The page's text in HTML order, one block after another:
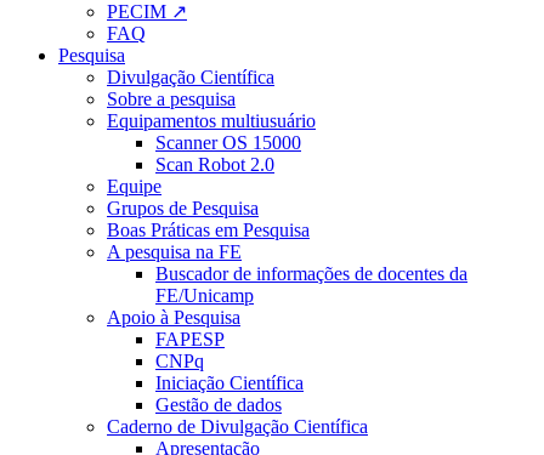
PECIM ↗
FAQ
Pesquisa
Divulgação Científica
Sobre a pesquisa
Equipamentos multiusuário
Scanner OS 15000
Scan Robot 2.0
Equipe
Grupos de Pesquisa
Boas Práticas em Pesquisa
A pesquisa na FE
Buscador de informações de docentes da
FE/Unicamp
Apoio à Pesquisa
FAPESP
CNPq
Iniciação Científica
Gestão de dados
Caderno de Divulgação Científica
Apresentação